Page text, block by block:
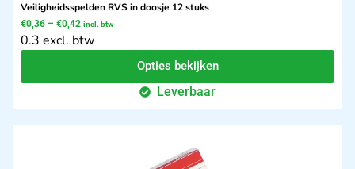
Veiligheidsspelden RVS in doosje 12 stuks
€0,36 – €0,42 incl. btw
0.3 excl. btw
Opties bekijken
Leverbaar